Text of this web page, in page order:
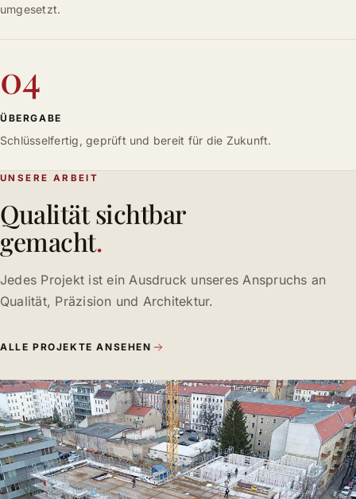
umgesetzt.
04
ÜBERGABE
Schlüsselfertig, geprüft und bereit für die Zukunft.
UNSERE ARBEIT
Qualität sichtbar
gemacht.
Jedes Projekt ist ein Ausdruck unseres Anspruchs an
Qualität, Präzision und Architektur.
ALLE PROJEKTE ANSEHEN